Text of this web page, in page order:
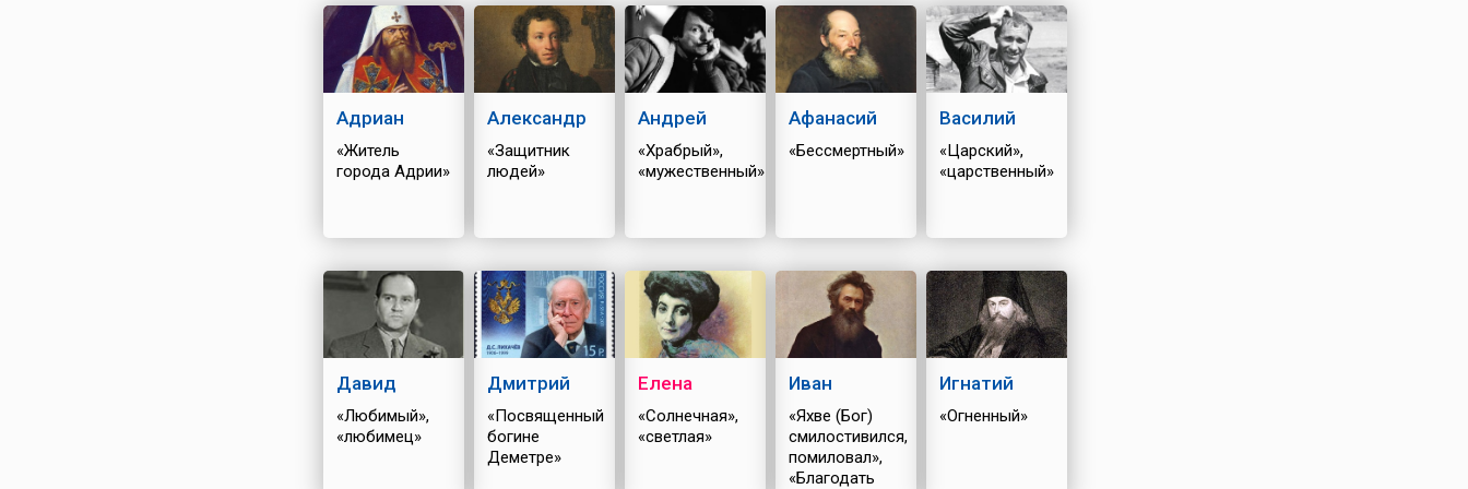
Адриан
«Житель
города Адрии»
Александр
«Защитник
людей»
Андрей
«Храбрый»,
«мужественный»
Афанасий
«Бессмертный»
Василий
«Царский»,
«царственный»
Давид
«Любимый»,
«любимец»
Дмитрий
«Посвященный
богине
Деметре»
Елена
«Солнечная»,
«светлая»
Иван
«Яхве (Бог)
смилостивился,
помиловал»,
«Благодать
Игнатий
«Огненный»